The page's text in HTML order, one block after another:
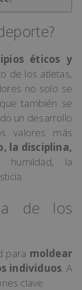
éticos y
de los atletas,
no solo se
también se
un desarrollo
valores más
la disciplina,
la
de los
para moldear
individuos . A
clave: